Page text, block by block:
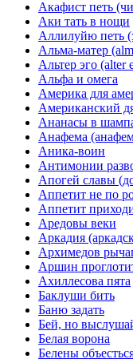
Акафист петь
Аки тать в нощи
Аллилуйю петь
Альма-матер
Альтер эго (alter
Альфа и омега
Америка для
Американский
Ананасы в
Анафема
Аника-воин
Антимонии
Апогей славы
Аппетит не по
Аппетит
Аредовы веки
Аркадия
Архимедов
Аршин
Ахиллесова пята
Баклуши бить
Баню задать
Бей, но
Белая ворона
Белены